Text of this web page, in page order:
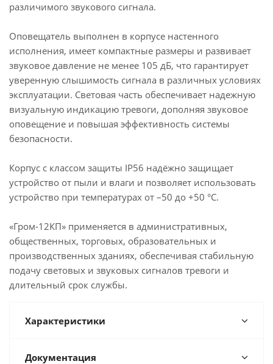
различимого звукового сигнала.
Оповещатель выполнен в корпусе настенного
исполнения, имеет компактные размеры и развивает
звуковое давление не менее 105 дБ, что гарантирует
уверенную слышимость сигнала в различных условиях
эксплуатации. Световая часть обеспечивает надежную
визуальную индикацию тревоги, дополняя звуковое
оповещение и повышая эффективность системы
безопасности.
Корпус с классом защиты IP56 надёжно защищает
устройство от пыли и влаги и позволяет использовать
устройство при температурах от –50 до +50 °C.
«Гром-12КП» применяется в административных,
общественных, торговых, образовательных и
производственных зданиях, обеспечивая стабильную
подачу световых и звуковых сигналов тревоги и
длительный срок службы.
Характеристики
Документация